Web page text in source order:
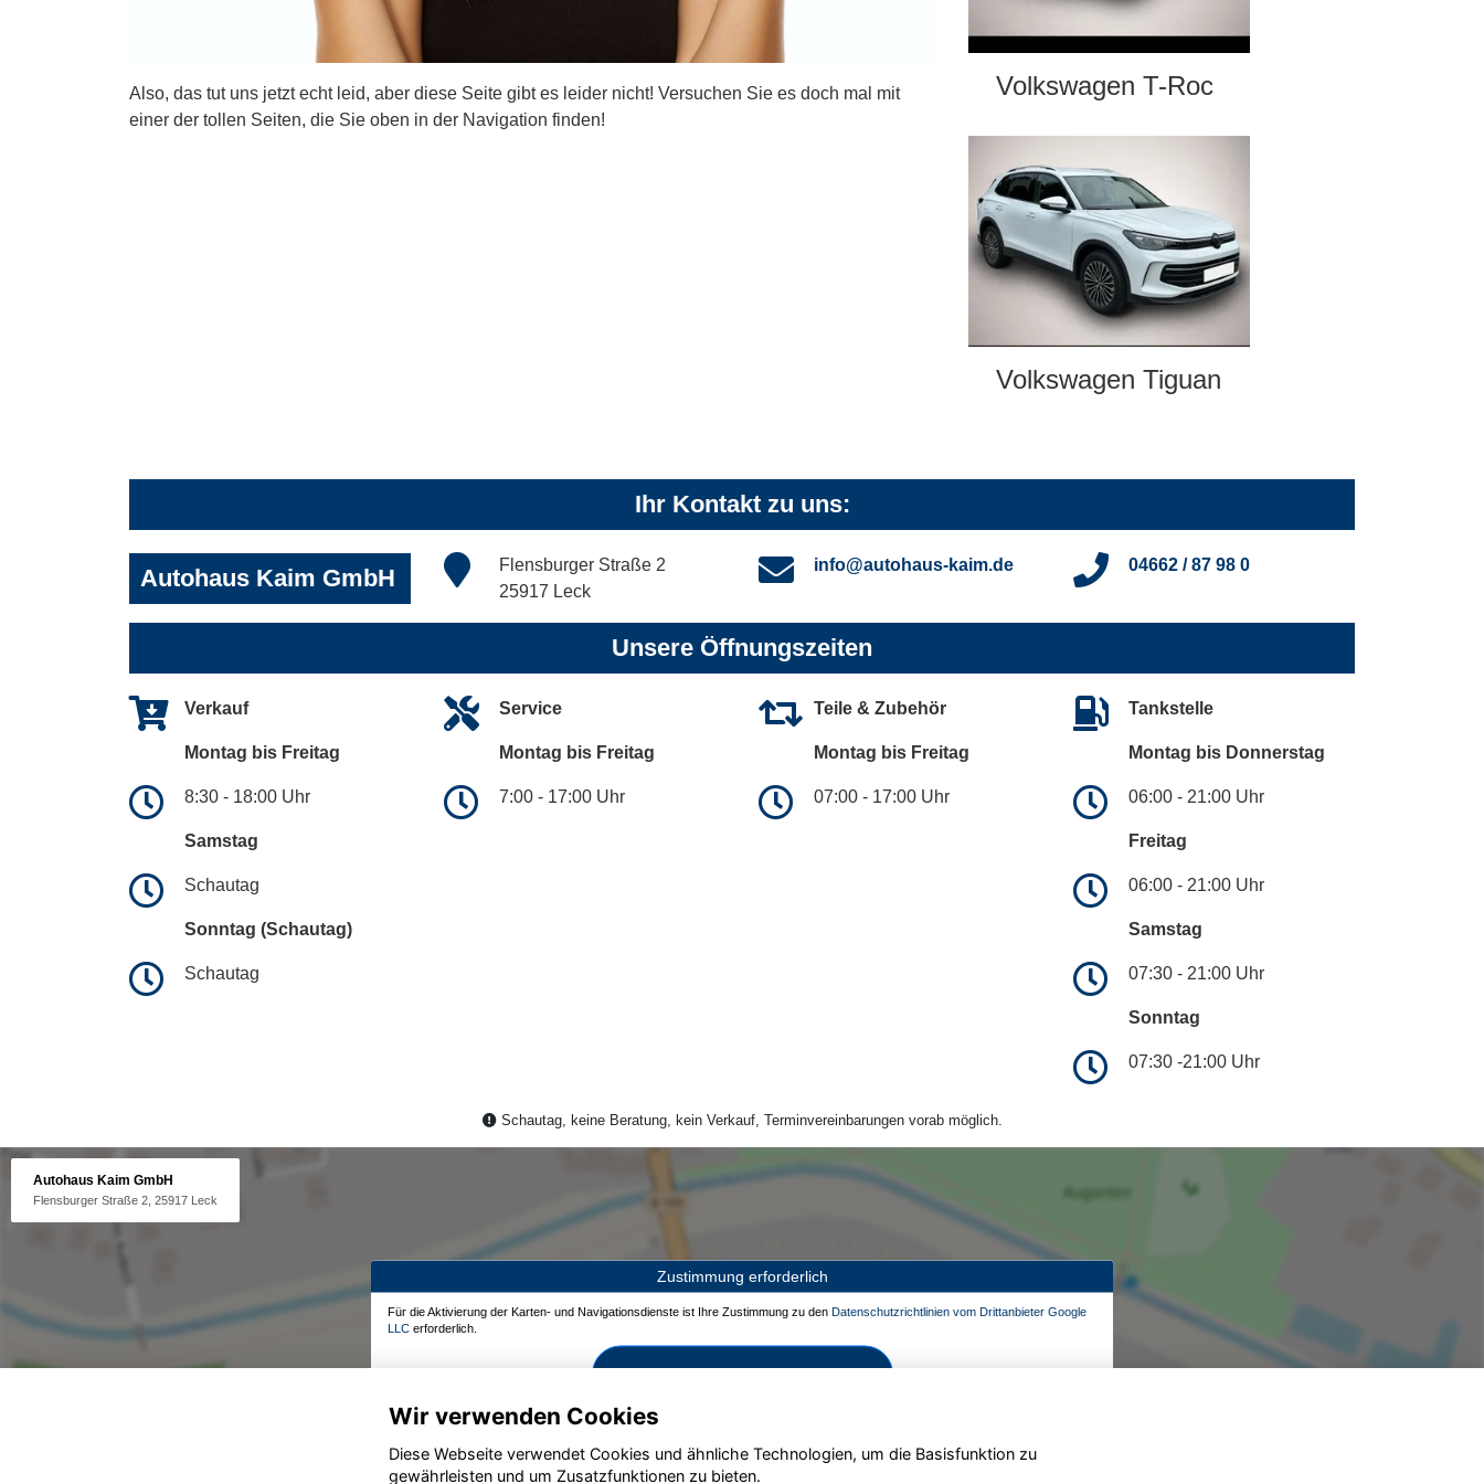
Also, das tut uns jetzt echt leid, aber diese Seite gibt es leider nicht! Versuchen Sie es doch mal mit
einer der tollen Seiten, die Sie oben in der Navigation finden!
Volkswagen T-Roc
Volkswagen Tiguan
Ihr Kontakt zu uns:
Autohaus Kaim GmbH
Flensburger Straße 2
25917 Leck
info@autohaus-kaim.de 04662 / 87 98 0
Unsere Öffnungszeiten
Verkauf
Montag bis Freitag
8:30 - 18:00 Uhr
Samstag
Schautag
Sonntag (Schautag)
Schautag
Service
Montag bis Freitag
7:00 - 17:00 Uhr
Teile & Zubehör
Montag bis Freitag
07:00 - 17:00 Uhr
Tankstelle
Montag bis Donnerstag
06:00 - 21:00 Uhr
Freitag
06:00 - 21:00 Uhr
Samstag
07:30 - 21:00 Uhr
Sonntag
07:30 -21:00 Uhr
Schautag, keine Beratung, kein Verkauf, Terminvereinbarungen vorab möglich.
Autohaus Kaim GmbH
Flensburger Straße 2, 25917 Leck
Zustimmung erforderlich
Für die Aktivierung der Karten- und Navigationsdienste ist Ihre Zustimmung zu den Datenschutzrichtlinien vom Drittanbieter Google
LLC erforderlich.
Wir verwenden Cookies
Diese Webseite verwendet Cookies und ähnliche Technologien, um die Basisfunktion zu
gewährleisten und um Zusatzfunktionen zu bieten.